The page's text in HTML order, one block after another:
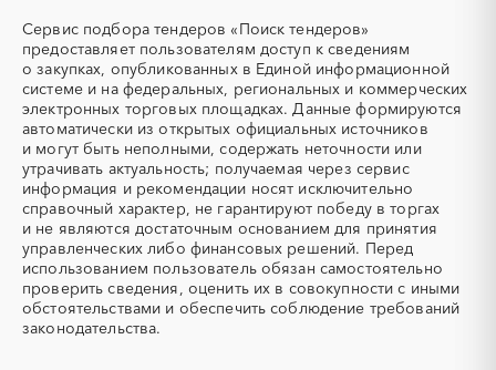
ТЭН
(Теплоэлектронагреватель)
УДС (установки
депарафинизации скважин)
УКПГ
ЯТЭК
Аварийные работы
Авиаперевозка
Авиационные работы
Авиационные работы
вертолетами
Автобус
Автовозы
Автогрейдер
Автозапчасти
Автоматизация
Автомобили
Автомобильные весы
Авторский надзор
Автотранспорт
Автоцистерны пожарные
Адсорбенты
Московская область
Мурманская область
Ненецкий AО
Нижегородская область
Новгородская область
Новосибирская область
Омская область
Оренбургская область
Орловская область
Пензенская область
Пермский край
Приморский край
Псковская область
Ростовская область
Рязанская область
Самарская область
Санкт-Петербург
Саратовская область
Сахалинская область
Свердловская область
Севастополь
Сервис подбора тендеров «Поиск тендеров»
предоставляет пользователям доступ к сведениям
о закупках, опубликованных в Единой информационной
системе и на федеральных, региональных и коммерческих
электронных торговых площадках. Данные формируются
автоматически из открытых официальных источников
и могут быть неполными, содержать неточности или
утрачивать актуальность; получаемая через сервис
информация и рекомендации носят исключительно
справочный характер, не гарантируют победу в торгах
и не являются достаточным основанием для принятия
управленческих либо финансовых решений. Перед
использованием пользователь обязан самостоятельно
проверить сведения, оценить их в совокупности с иными
обстоятельствами и обеспечить соблюдение требований
законодательства.